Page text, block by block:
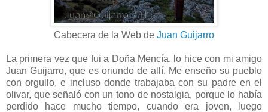
Cabecera de la Web de Juan Guijarro
La primera vez que fui a Doña Mencía, lo hice con mi amigo
Juan Guijarro, que es oriundo de allí. Me enseño su pueblo
con orgullo, e incluso donde trabajaba con su padre en el
olivar, que señaló con un tono de nostalgia, porque lo había
perdido hace mucho tiempo, cuando era joven, luego